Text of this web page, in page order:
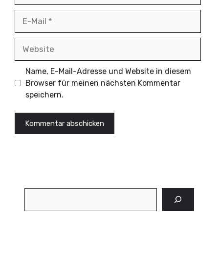
Mail
Name, E-Mail-Adresse und Website in diesem
Browser für meinen nächsten Kommentar
speichern.